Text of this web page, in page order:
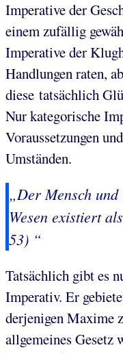
Imperative der
einem zufällig
Imperative der
Handlungen raten,
diese tatsächlich
Nur kategorische
Voraussetzungen
Umständen.
„Der Mensch
Wesen existiertals
53) “
Tatsächlich gibt es
Imperativ. Er
derjenigen Maxime
allgemeines Gesetz